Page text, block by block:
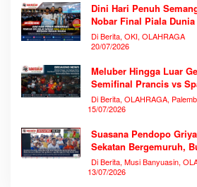
Dini Hari Penuh
Nobar Final Piala Dunia
Warga
Di Berita, OKI, OLAHRAGA
20/07/2026
Meluber Hingga Luar
Semifinal Prancis vs
Memecahkan Rekor
Di Berita, OLAHRAGA,
15/07/2026
Suasana Pendopo
Sekatan Bergemuruh,
Ribuan Warga Nobar
Dunia 2026
Di Berita, Musi Banyuasin,
13/07/2026